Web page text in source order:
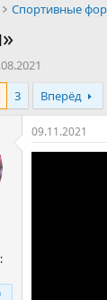
Спортивные
3 Вперёд
09.11.2021